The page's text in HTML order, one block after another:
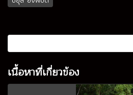
เนื้อหาที่เกี่ยวข้อง